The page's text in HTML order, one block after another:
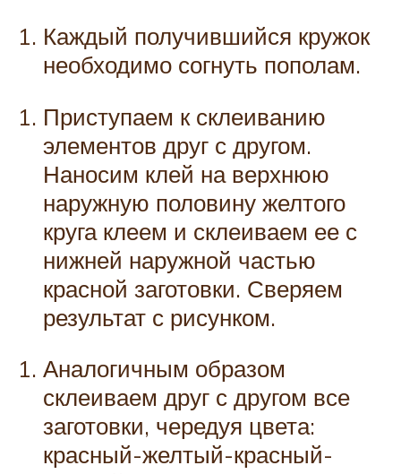
Каждый получившийся кружок
необходимо согнуть пополам.
Приступаем к склеиванию
элементов друг с другом.
Наносим клей на верхнюю
наружную половину желтого
круга клеем и склеиваем ее с
нижней наружной частью
красной заготовки. Сверяем
результат с рисунком.
Аналогичным образом
склеиваем друг с другом все
заготовки, чередуя цвета:
красный-желтый-красный-